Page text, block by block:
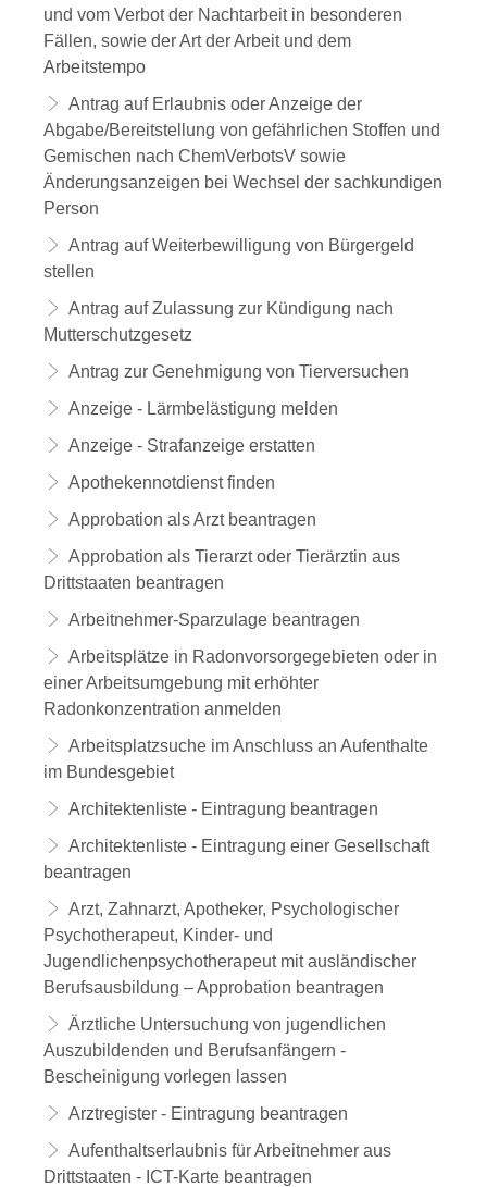
und vom Verbot der Nachtarbeit in besonderen
Fällen, sowie der Art der Arbeit und dem
Arbeitstempo
Antrag auf Erlaubnis oder Anzeige der
Abgabe/Bereitstellung von gefährlichen Stoffen und
Gemischen nach ChemVerbotsV sowie
Änderungsanzeigen bei Wechsel der sachkundigen
Person
Antrag auf Weiterbewilligung von Bürgergeld
stellen
Antrag auf Zulassung zur Kündigung nach
Mutterschutzgesetz
Antrag zur Genehmigung von Tierversuchen
Anzeige - Lärmbelästigung melden
Anzeige - Strafanzeige erstatten
Apothekennotdienst finden
Approbation als Arzt beantragen
Approbation als Tierarzt oder Tierärztin aus
Drittstaaten beantragen
Arbeitnehmer-Sparzulage beantragen
Arbeitsplätze in Radonvorsorgegebieten oder in
einer Arbeitsumgebung mit erhöhter
Radonkonzentration anmelden
Arbeitsplatzsuche im Anschluss an Aufenthalte
im Bundesgebiet
Architektenliste - Eintragung beantragen
Architektenliste - Eintragung einer Gesellschaft
beantragen
Arzt, Zahnarzt, Apotheker, Psychologischer
Psychotherapeut, Kinder- und
Jugendlichenpsychotherapeut mit ausländischer
Berufsausbildung – Approbation beantragen
Ärztliche Untersuchung von jugendlichen
Auszubildenden und Berufsanfängern -
Bescheinigung vorlegen lassen
Arztregister - Eintragung beantragen
Aufenthaltserlaubnis für Arbeitnehmer aus
Drittstaaten - ICT-Karte beantragen